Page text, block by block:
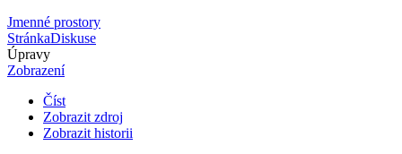
Jmenné prostory
StránkaDiskuse
Úpravy
Zobrazení
Číst
Zobrazit zdroj
Zobrazit historii